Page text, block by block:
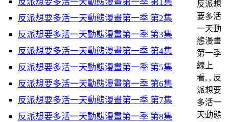
反派想要多活一天動態漫畫第一季 第2集
反派想要多活一天動態漫畫第一季 第3集
反派想要多活一天動態漫畫第一季 第4集
反派想要多活一天動態漫畫第一季 第5集
反派想要多活一天動態漫畫第一季 第6集
反派想要多活一天動態漫畫第一季 第7集
反派想要多活一天動態漫畫第一季 第8集
反派想
要多活
一天動
態漫畫
第一季
線上
看, , 反
派想要
多活一
天動態